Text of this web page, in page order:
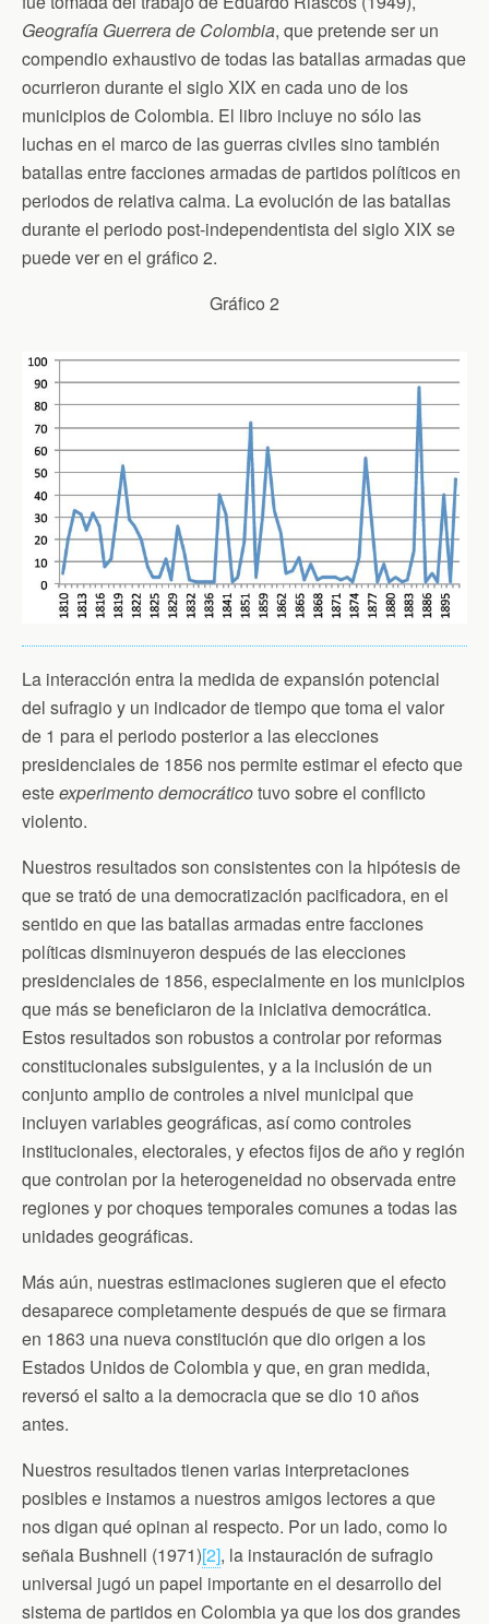
Geografía Guerrera de Colombia, que pretende ser un
compendio exhaustivo de todas las batallas armadas que
ocurrieron durante el siglo XIX en cada uno de los
municipios de Colombia. El libro incluye no sólo las
luchas en el marco de las guerras civiles sino también
batallas entre facciones armadas de partidos políticos en
periodos de relativa calma. La evolución de las batallas
durante el periodo post-independentista del siglo XIX se
puede ver en el gráfico 2.
Gráfico 2
La interacción entra la medida de expansión potencial
del sufragio y un indicador de tiempo que toma el valor
de 1 para el periodo posterior a las elecciones
presidenciales de 1856 nos permite estimar el efecto que
esteexperimento democráticotuvo sobre el conflicto
violento.
Nuestros resultados son consistentes con la hipótesis de
que se trató de una democratización pacificadora, en el
sentido en que las batallas armadas entre facciones
políticas disminuyeron después de las elecciones
presidenciales de 1856, especialmente en los municipios
que más se beneficiaron de la iniciativa democrática.
Estos resultados son robustos a controlar por reformas
constitucionales subsiguientes, y a la inclusión de un
conjunto amplio de controles a nivel municipal que
incluyen variables geográficas, así como controles
institucionales, electorales, y efectos fijos de año y región
que controlan por la heterogeneidad no observada entre
regiones y por choques temporales comunes a todas las
unidades geográficas.
Más aún, nuestras estimaciones sugieren que el efecto
desaparece completamente después de que se firmara
en 1863 una nueva constitución que dio origen a los
Estados Unidos de Colombia y que, en gran medida,
reversó el salto a la democracia que se dio 10 años
antes.
Nuestros resultados tienen varias interpretaciones
posibles e instamos a nuestros amigos lectores a que
nos digan qué opinan al respecto. Por un lado, como lo
señala Bushnell (1971)[2], la instauración de sufragio
universal jugó un papel importante en el desarrollo del
sistema de partidos en Colombia ya que los dos grandes